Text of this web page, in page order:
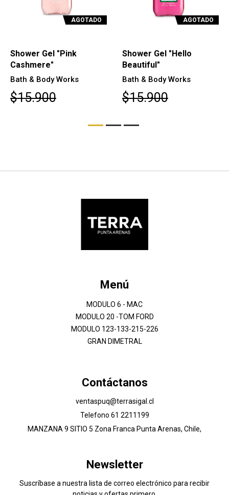
AGOTADO
Shower Gel "Pink
Cashmere"
Bath & Body Works
$15.900
AGOTADO
Shower Gel "Hello
Beautiful"
Bath & Body Works
$15.900
Menú
MODULO 6 - MAC
MODULO 20 -TOM FORD
MODULO 123-133-215-226
GRAN DIMETRAL
Contáctanos
ventaspuq@terrasigal.cl
Telefono 61 2211199
MANZANA 9 SITIO 5 Zona Franca Punta Arenas, Chile,
Newsletter
Suscríbase a nuestra lista de correo electrónico para recibir